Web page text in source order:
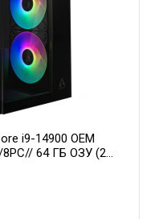
i9-14900 OEM
8PC// 64 ГБ ОЗУ (2
384-Bit 3xDP